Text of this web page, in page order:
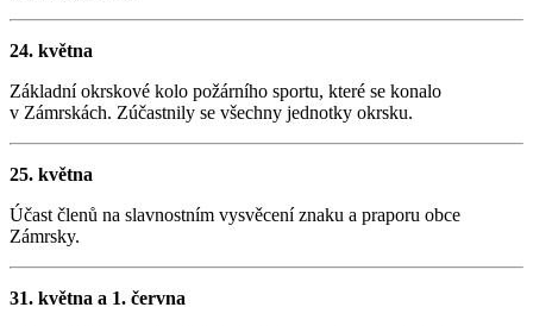
24. května
Základní okrskové kolo požárního sportu, které se konalo
v Zámrskách. Zúčastnily se všechny jednotky okrsku.
25. května
Účast členů na slavnostním vysvěcení znaku a praporu obce
Zámrsky.
31. května a 1. června